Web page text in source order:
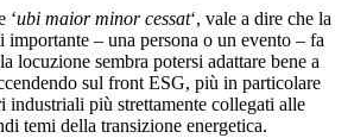
‘ubi maior minor cessat‘, vale a dire che la
importante – una persona o un evento – fa
locuzione sembra potersi adattare bene a
sul front ESG, più in particolare
industriali più strettamente collegati alle
temi della transizione energetica.